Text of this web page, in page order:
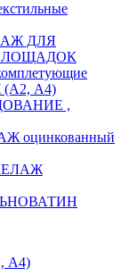
ДЛЯ
А4)
,
оцинкованный
А4)